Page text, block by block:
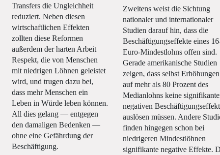
Transfers die Ungleichheit
reduziert. Neben diesen
wirtschaftlichen Effekten
zollten diese Reformen
außerdem der harten Arbeit
Respekt, die von Menschen
mit niedrigen Löhnen geleistet
wird, und trugen dazu bei,
dass mehr Menschen ein
Leben in Würde leben können.
All dies gelang — entgegen
den damaligen Bedenken —
ohne eine Gefährdung der
Beschäftigung.
Zweitens weist die Sichtung
nationaler und internationaler
Studien darauf hin, dass die
Beschäftigungseffekte eines
Euro-Mindestlohns offen sind.
Gerade amerikanische Studien
zeigen, dass selbst Erhöhungen
auf mehr als 80 Prozent des
Medianlohns keine
negativen
auslösen müssen. Andere
finden hingegen schon bei
niedrigeren Mindestlöhnen
signifikante negative Effekte.